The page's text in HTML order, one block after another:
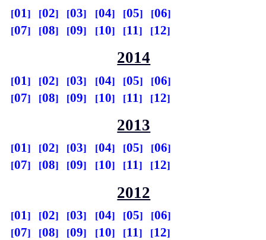
01 02 03 04 05
06
07
08 09 10 11 12
2014
01 02 03 04 05
06
07
08 09 10 11 12
2013
01 02 03 04 05
06
07
08 09 10 11 12
2012
01 02 03 04 05
06
07
08 09 10 11 12